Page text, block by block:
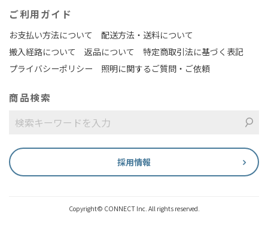
ご利用ガイド
お支払い方法について
配送方法・送料について
搬入経路について
返品について
特定商取引法に基づく表記
プライバシーポリシー
照明に関するご質問・ご依頼
商品検索
採用情報
Copyright© CONNECT Inc. All rights reserved.